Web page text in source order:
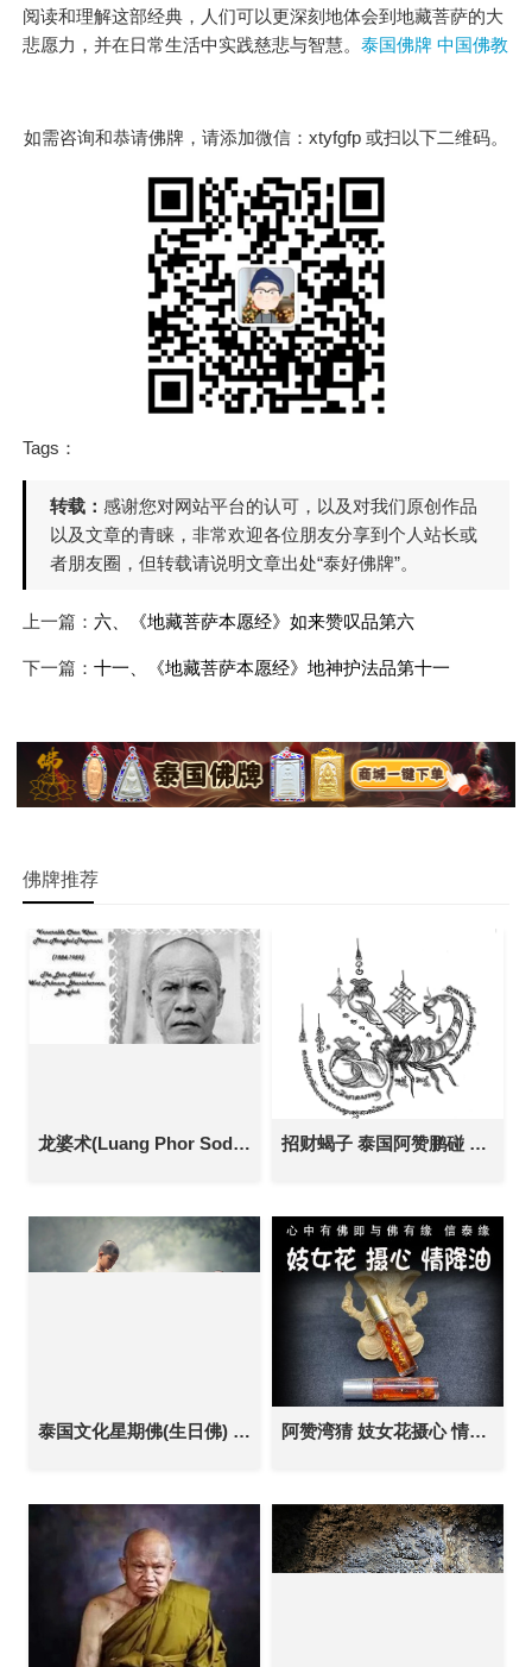
阅读和理解这部经典，人们可以更深刻地体会到地藏菩萨的大
悲愿力，并在日常生活中实践慈悲与智慧。 泰国佛牌 中国佛教
如需咨询和恭请佛牌，请添加微信：xtyfgfp 或扫以下二维码。
Tags：
转载： 感谢您对网站平台的认可，以及对我们原创作品
以及文章的青睐，非常欢迎各位朋友分享到个人站长或
者朋友圈，但转载请说明文章出处“泰好佛牌”。
上一篇： 六、《地藏菩萨本愿经》如来赞叹品第六
下一篇： 十一、《地藏菩萨本愿经》地神护法品第十一
佛牌推荐
龙婆术(Luang Phor Sod Wat Paknam) 白榄佛牌督造名师 招财蝎子 泰国阿赞鹏碰 8月10日广州见面会 纹身刺符 银针刺符 经文刺符 刺青 传统纹身 定制各类事项
泰国文化星期佛(生日佛) 代表的颜色 不同的寓意 阿赞湾猜 妓女花摄心 情降油 泰国佛牌 桃花异性缘同性缘 人缘 人脉人际关系 财运事业 锁心魅力